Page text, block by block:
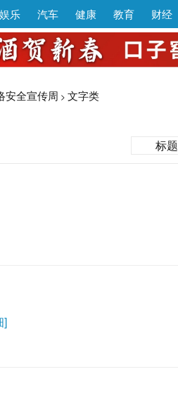
娱乐 汽车 健康 教育 财经
安全宣传周 > 文字类
标题
]